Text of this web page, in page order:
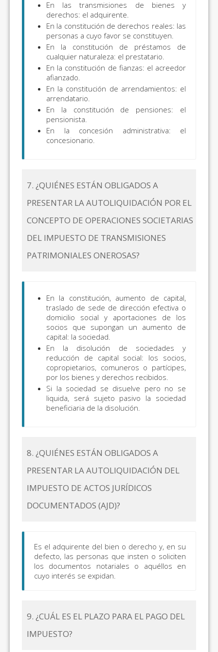
En las transmisiones de bienes y
derechos: el adquirente.
En la constitución de derechos reales: las
personas a cuyo favor se constituyen.
En la constitución de préstamos de
cualquier naturaleza: el prestatario.
En la constitución de fianzas: el acreedor
afianzado.
En la constitución de arrendamientos: el
arrendatario.
En la constitución de pensiones: el
pensionista.
En la concesión administrativa: el
concesionario.
7. ¿QUIÉNES ESTÁN OBLIGADOS A
PRESENTAR LA AUTOLIQUIDACIÓN POR EL
CONCEPTO DE OPERACIONES SOCIETARIAS
DEL IMPUESTO DE TRANSMISIONES
PATRIMONIALES ONEROSAS?
En la constitución, aumento de capital,
traslado de sede de dirección efectiva o
domicilio social y aportaciones de los
socios que supongan un aumento de
capital: la sociedad.
En la disolución de sociedades y
reducción de capital social: los socios,
copropietarios, comuneros o partícipes,
por los bienes y derechos recibidos.
Si la sociedad se disuelve pero no se
liquida, será sujeto pasivo la sociedad
beneficiaria de la disolución.
8. ¿QUIÉNES ESTÁN OBLIGADOS A
PRESENTAR LA AUTOLIQUIDACIÓN DEL
IMPUESTO DE ACTOS JURÍDICOS
DOCUMENTADOS (AJD)?
Es el adquirente del bien o derecho y, en su
defecto, las personas que insten o soliciten
los documentos notariales o aquéllos en
cuyo interés se expidan.
9. ¿CUÁL ES EL PLAZO PARA EL PAGO DEL
IMPUESTO?